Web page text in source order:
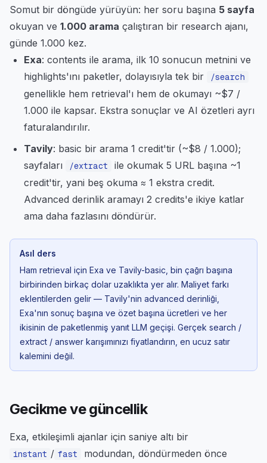
Somut bir döngüde yürüyün: her soru başına 5 sayfa
okuyan ve 1.000 arama çalıştıran bir research ajanı,
günde 1.000 kez.
Exa: contents ile arama, ilk 10 sonucun metnini ve
highlights'ını paketler, dolayısıyla tek bir
/search
genellikle hem retrieval'ı hem de okumayı ~$7 /
1.000 ile kapsar. Ekstra sonuçlar ve AI özetleri ayrı
faturalandırılır.
Tavily: basic bir arama 1 credit'tir (~$8 / 1.000);
sayfaları
/extract
ile okumak 5 URL başına ~1
credit'tir, yani beş okuma ≈ 1 ekstra credit.
Advanced derinlik aramayı 2 credits'e ikiye katlar
ama daha fazlasını döndürür.
Asıl ders
Ham retrieval için Exa ve Tavily-basic, bin çağrı başına
birbirinden birkaç dolar uzaklıkta yer alır. Maliyet farkı
eklentilerden gelir — Tavily'nin advanced derinliği,
Exa'nın sonuç başına ve özet başına ücretleri ve her
ikisinin de paketlenmiş yanıt LLM geçişi. Gerçek search /
extract / answer karışımınızı fiyatlandırın, en ucuz satır
kalemini değil.
Gecikme ve güncellik
Exa, etkileşimli ajanlar için saniye altı bir
instant / fast
modundan, döndürmeden önce